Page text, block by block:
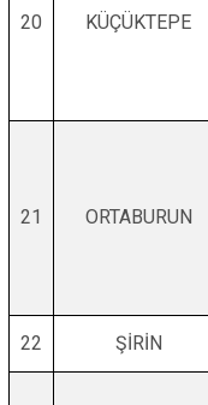
20 KÜÇÜKTEPE
21 ORTABURUN
22
ŞİRİN